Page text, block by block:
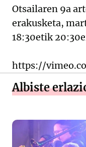
Otsailaren 9a
erakusketa,
18:30etik
https://
Albiste